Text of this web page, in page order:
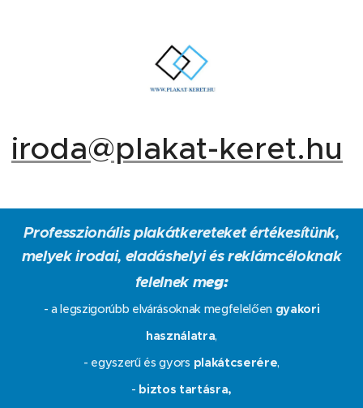
iroda@plakat-keret.hu
Professzionális plakátkereteket értékesítünk,
melyek irodai, eladáshelyi és reklámcéloknak
felelnek meg:
- a legszigorúbb elvárásoknak megfelelően gyakori
használatra,
- egyszerű és gyors plakátcserére,
- biztos tartásra,